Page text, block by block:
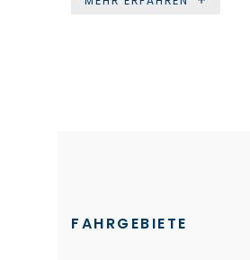
FAHRGEBIETE